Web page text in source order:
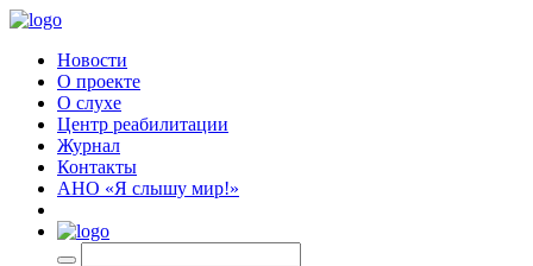
Новости
О проекте
О слухе
Центр реабилитации
Журнал
Контакты
АНО «Я слышу мир!»